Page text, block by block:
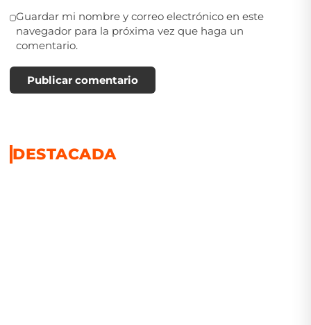
Guardar mi nombre y correo electrónico en este
navegador para la próxima vez que haga un
comentario.
Publicar comentario
DESTACADA